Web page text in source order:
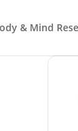
& Mind